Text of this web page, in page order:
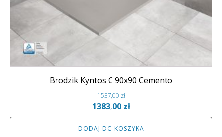
Brodzik Kyntos C 90x90 Cemento
1537,00zł
Pierwotna
cena
wynosiła:
1383,00 złAktualna
cena
wynosi:
DODAJ DO KOSZYKA